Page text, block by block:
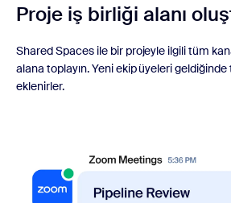
Proje iş birliği alanı
Shared Spaces ile bir projeyle ilgili tüm
alana toplayın. Yeni ekip üyeleri
eklenirler.